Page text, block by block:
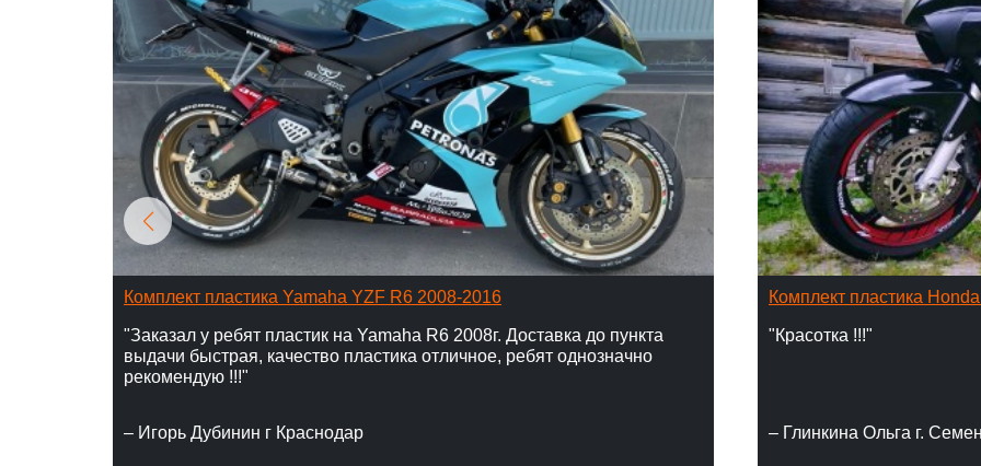
Комплект пластика Yamaha YZF R6 2008-2016
"Заказал у ребят пластик на Yamaha R6 2008г. Доставка до пункта
выдачи быстрая, качество пластика отличное, ребят однозначно
рекомендую !!!"
– Игорь Дубинин г Краснодар
Комплект пластика
"Красотка !!!"
– Глинкина Ольга г.